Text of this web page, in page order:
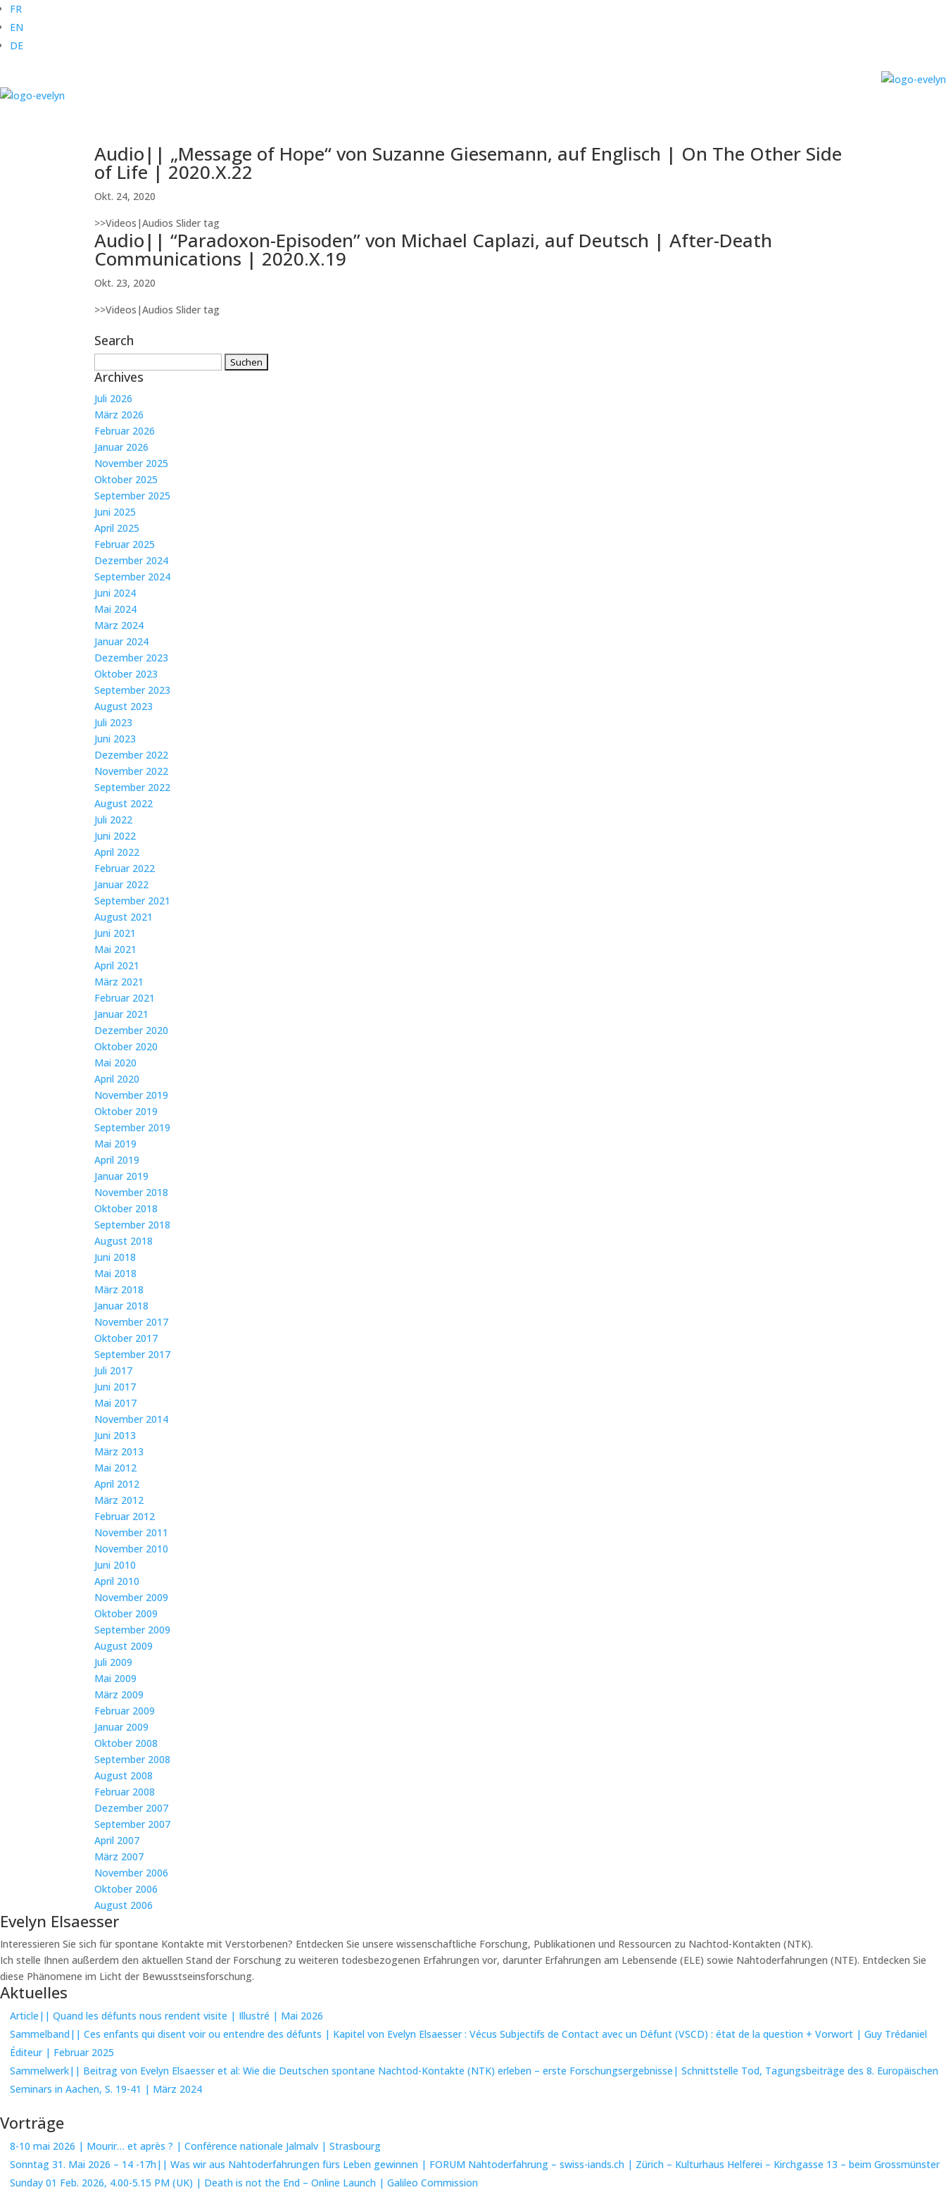
FR
EN
DE
Audio|| „Message of Hope“ von Suzanne Giesemann, auf Englisch | On The Other Side
of Life | 2020.X.22
Okt. 24, 2020
>>Videos|Audios Slider tag
Audio|| “Paradoxon-Episoden” von Michael Caplazi, auf Deutsch | After-Death
Communications | 2020.X.19
Okt. 23, 2020
>>Videos|Audios Slider tag
Search
nach:
Archives
Juli 2026
März 2026
Februar 2026
Januar 2026
November 2025
Oktober 2025
September 2025
Juni 2025
April 2025
Februar 2025
Dezember 2024
September 2024
Juni 2024
Mai 2024
März 2024
Januar 2024
Dezember 2023
Oktober 2023
September 2023
August 2023
Juli 2023
Juni 2023
Dezember 2022
November 2022
September 2022
August 2022
Juli 2022
Juni 2022
April 2022
Februar 2022
Januar 2022
September 2021
August 2021
Juni 2021
Mai 2021
April 2021
März 2021
Februar 2021
Januar 2021
Dezember 2020
Oktober 2020
Mai 2020
April 2020
November 2019
Oktober 2019
September 2019
Mai 2019
April 2019
Januar 2019
November 2018
Oktober 2018
September 2018
August 2018
Juni 2018
Mai 2018
März 2018
Januar 2018
November 2017
Oktober 2017
September 2017
Juli 2017
Juni 2017
Mai 2017
November 2014
Juni 2013
März 2013
Mai 2012
April 2012
März 2012
Februar 2012
November 2011
November 2010
Juni 2010
April 2010
November 2009
Oktober 2009
September 2009
August 2009
Juli 2009
Mai 2009
März 2009
Februar 2009
Januar 2009
Oktober 2008
September 2008
August 2008
Februar 2008
Dezember 2007
September 2007
April 2007
März 2007
November 2006
Oktober 2006
August 2006
Evelyn Elsaesser
Interessieren Sie sich für spontane Kontakte mit Verstorbenen? Entdecken Sie unsere wissenschaftliche Forschung, Publikationen und Ressourcen zu Nachtod-Kontakten (NTK).
Ich stelle Ihnen außerdem den aktuellen Stand der Forschung zu weiteren todesbezogenen Erfahrungen vor, darunter Erfahrungen am Lebensende (ELE) sowie Nahtoderfahrungen (NTE). Entdecken Sie
diese Phänomene im Licht der Bewusstseinsforschung.
Aktuelles
Article|| Quand les défunts nous rendent visite | Illustré | Mai 2026
Sammelband|| Ces enfants qui disent voir ou entendre des défunts | Kapitel von Evelyn Elsaesser : Vécus Subjectifs de Contact avec un Défunt (VSCD) : état de la question + Vorwort | Guy Trédaniel
Éditeur | Februar 2025
Sammelwerk|| Beitrag von Evelyn Elsaesser et al: Wie die Deutschen spontane Nachtod-Kontakte (NTK) erleben – erste Forschungsergebnisse| Schnittstelle Tod, Tagungsbeiträge des 8. Europäischen
Seminars in Aachen, S. 19-41 | März 2024
Vorträge
8-10 mai 2026 | Mourir… et après ? | Conférence nationale Jalmalv | Strasbourg
Sonntag 31. Mai 2026 – 14 -17h|| Was wir aus Nahtoderfahrungen fürs Leben gewinnen | FORUM Nahtoderfahrung – swiss-iands.ch | Zürich – Kulturhaus Helferei – Kirchgasse 13 – beim Grossmünster
Sunday 01 Feb. 2026, 4.00-5.15 PM (UK) | Death is not the End – Online Launch | Galileo Commission